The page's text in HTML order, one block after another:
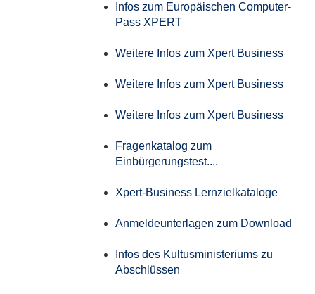
Infos zum Europäischen Computer-
Pass XPERT
Weitere Infos zum Xpert Business
Weitere Infos zum Xpert Business
Weitere Infos zum Xpert Business
Fragenkatalog zum
Einbürgerungstest....
Xpert-Business Lernzielkataloge
Anmeldeunterlagen zum Download
Infos des Kultusministeriums zu
Abschlüssen